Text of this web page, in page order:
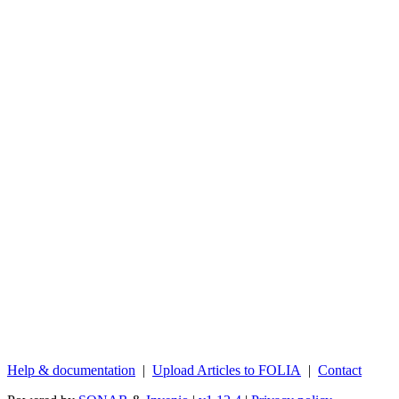
Help & documentation | Upload Articles to FOLIA | Contact